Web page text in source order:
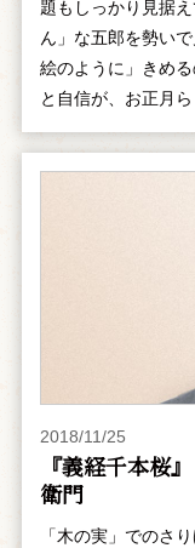
題もしっかり見据
ん」な五郎を勢い
絵のように」きめ
と自信が、お正月
2018/11/25
『義経千本桜
衛門
「木の実」でのさ